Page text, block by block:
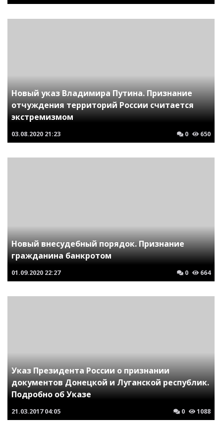
Новый указ Владимира Путина. Признание
отчуждения территорий России считается
экстремизмом
03.08.2020 21:23 0 650
Новый внесудебный порядок. Признание
гражданина банкротом
01.09.2020 22:27 0 664
Указ Президента России о признании
документов Донецкой и Луганской республик.
Подробно об Указе
21.03.2017 04:05 0 1088